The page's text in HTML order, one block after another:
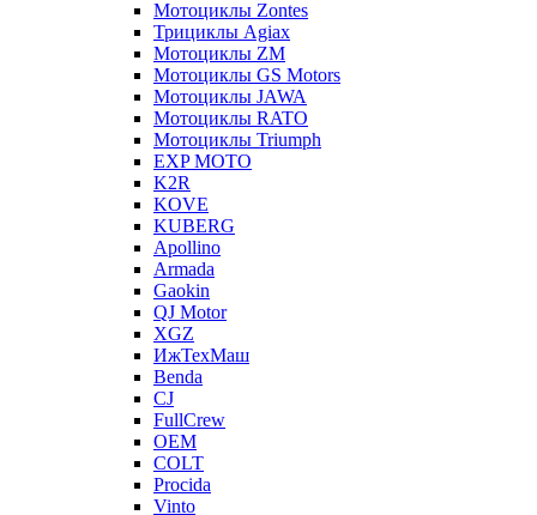
Мотоциклы Zontes
Трициклы Agiax
Мотоциклы ZM
Мотоциклы GS Motors
Мотоциклы JAWA
Мотоциклы RATO
Мотоциклы Triumph
EXP MOTO
K2R
KOVE
KUBERG
Apollino
Armada
Gaokin
QJ Motor
XGZ
ИжТехМаш
Benda
CJ
FullCrew
OEM
COLT
Procida
Vinto